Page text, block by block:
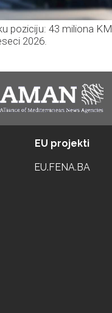
poziciju: 43 miliona KM
2026.
EU projekti
EU.FENA.BA